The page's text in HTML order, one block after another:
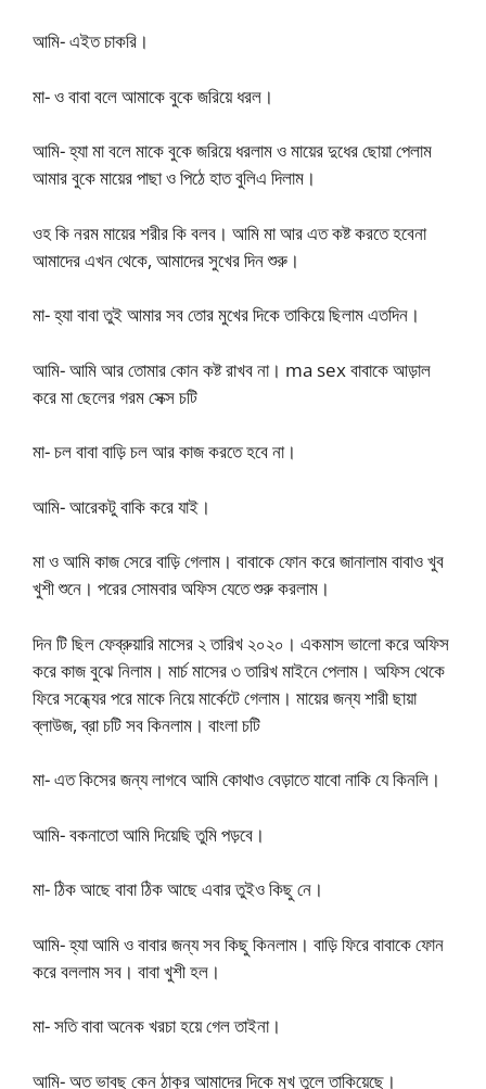
আমি- এইত চাকরি।
মা- ও বাবা বলে আমাকে বুকে জরিয়ে ধরল।
আমি- হ্যা মা বলে মাকে বুকে জরিয়ে ধরলাম ও মায়ের দুধের ছোয়া পেলাম
আমার বুকে মায়ের পাছা ও পিঠে হাত বুলিএ দিলাম।
ওহ কি নরম মায়ের শরীর কি বলব। আমি মা আর এত কষ্ট করতে হবেনা
আমাদের এখন থেকে, আমাদের সুখের দিন শুরু।
মা- হ্যা বাবা তুই আমার সব তোর মুখের দিকে তাকিয়ে ছিলাম এতদিন।
আমি- আমি আর তোমার কোন কষ্ট রাখব না। ma sex বাবাকে আড়াল
করে মা ছেলের গরম সেক্স চটি
মা- চল বাবা বাড়ি চল আর কাজ করতে হবে না।
আমি- আরেকটু বাকি করে যাই।
মা ও আমি কাজ সেরে বাড়ি গেলাম। বাবাকে ফোন করে জানালাম বাবাও খুব
খুশী শুনে। পরের সোমবার অফিস যেতে শুরু করলাম।
দিন টি ছিল ফেব্রুয়ারি মাসের ২ তারিখ ২০২০। একমাস ভালো করে অফিস
করে কাজ বুঝে নিলাম। মার্চ মাসের ৩ তারিখ মাইনে পেলাম। অফিস থেকে
ফিরে সন্ধ্যের পরে মাকে নিয়ে মার্কেটে গেলাম। মায়ের জন্য শারী ছায়া
ব্লাউজ, ব্রা চটি সব কিনলাম। বাংলা চটি
মা- এত কিসের জন্য লাগবে আমি কোথাও বেড়াতে যাবো নাকি যে কিনলি।
আমি- বকনাতো আমি দিয়েছি তুমি পড়বে।
মা- ঠিক আছে বাবা ঠিক আছে এবার তুইও কিছু নে।
আমি- হ্যা আমি ও বাবার জন্য সব কিছু কিনলাম। বাড়ি ফিরে বাবাকে ফোন
করে বললাম সব। বাবা খুশী হল।
মা- সতি বাবা অনেক খরচা হয়ে গেল তাইনা।
আমি- অত ভাবছ কেন ঠাকুর আমাদের দিকে মুখ তুলে তাকিয়েছে।